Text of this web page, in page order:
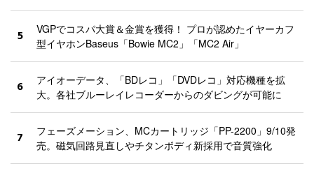
5
VGPでコスパ大賞＆金賞を獲得！ プロが認めたイヤーカフ
型イヤホンBaseus「Bowie MC2」「MC2 Air」
6
アイオーデータ、「BDレコ」「DVDレコ」対応機種を拡
大。各社ブルーレイレコーダーからのダビングが可能に
7
フェーズメーション、MCカートリッジ「PP-2200」9/10発
売。磁気回路見直しやチタンボディ新採用で音質強化